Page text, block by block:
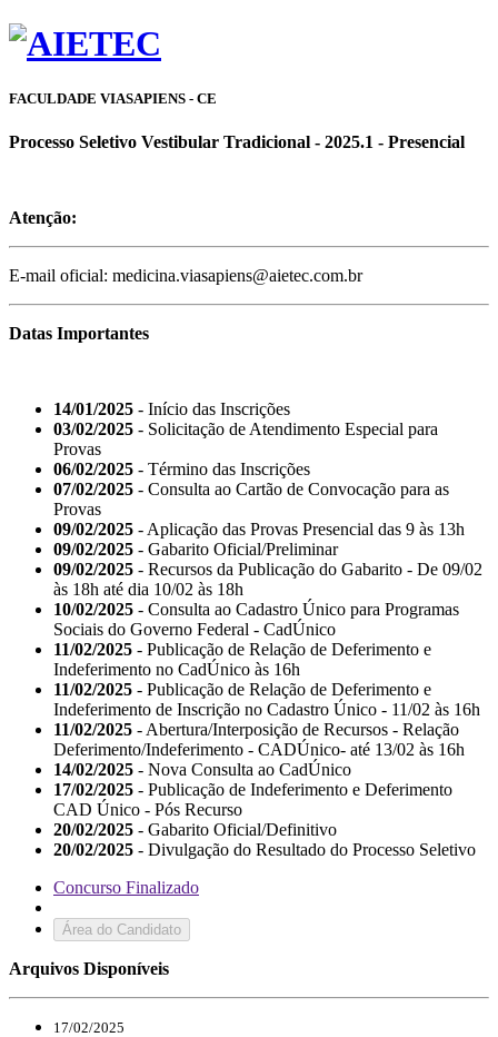
FACULDADE VIASAPIENS - CE
Processo Seletivo Vestibular Tradicional - 2025.1 - Presencial
Atenção:
E-mail oficial: medicina.viasapiens@aietec.com.br
Datas Importantes
14/01/2025 - Início das Inscrições
03/02/2025 - Solicitação de Atendimento Especial para
Provas
06/02/2025 - Término das Inscrições
07/02/2025 - Consulta ao Cartão de Convocação para as
Provas
09/02/2025 - Aplicação das Provas Presencial das 9 às 13h
09/02/2025 - Gabarito Oficial/Preliminar
09/02/2025 - Recursos da Publicação do Gabarito - De 09/02
às 18h até dia 10/02 às 18h
10/02/2025 - Consulta ao Cadastro Único para Programas
Sociais do Governo Federal - CadÚnico
11/02/2025 - Publicação de Relação de Deferimento e
Indeferimento no CadÚnico às 16h
11/02/2025 - Publicação de Relação de Deferimento e
Indeferimento de Inscrição no Cadastro Único - 11/02 às 16h
11/02/2025 - Abertura/Interposição de Recursos - Relação
Deferimento/Indeferimento - CADÚnico- até 13/02 às 16h
14/02/2025 - Nova Consulta ao CadÚnico
17/02/2025 - Publicação de Indeferimento e Deferimento
CAD Único - Pós Recurso
20/02/2025 - Gabarito Oficial/Definitivo
20/02/2025 - Divulgação do Resultado do Processo Seletivo
Concurso Finalizado
Área do Candidato
Arquivos Disponíveis
17/02/2025